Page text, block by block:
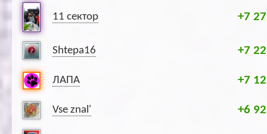
11 сектор +7
Shtepa16 +7
ЛАПА +7
Vse znal' +6